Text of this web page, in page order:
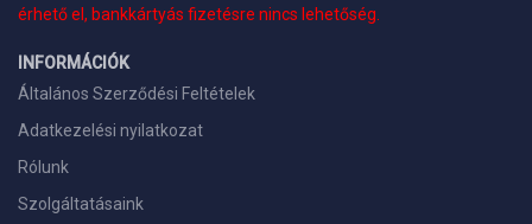
érhető el, bankkártyás fizetésre nincs lehetőség.
INFORMÁCIÓK
Általános Szerződési Feltételek
Adatkezelési nyilatkozat
Rólunk
Szolgáltatásaink